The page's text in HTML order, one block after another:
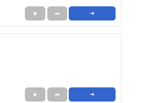
★ ➦ ➜
★ ➦ ➜